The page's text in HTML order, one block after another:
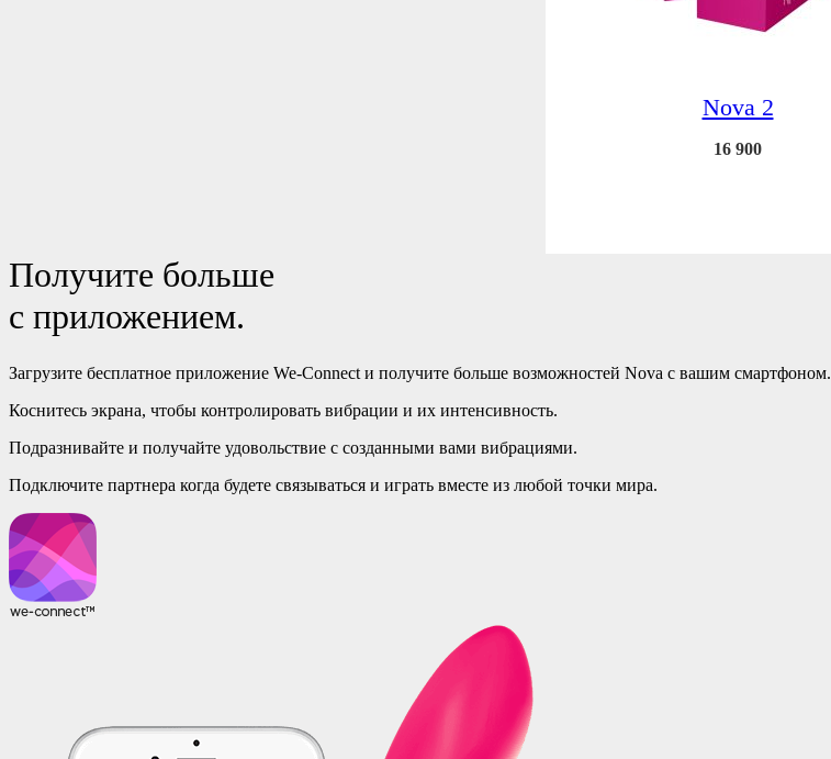
Nova 2
16 900
Получите больше
с приложением.
Загрузите бесплатное приложение We-Connect и получите больше возможностей Nova с вашим смартфоном.
Коснитесь экрана, чтобы контролировать вибрации и их интенсивность.
Подразнивайте и получайте удовольствие с созданными вами вибрациями.
Подключите партнера когда будете связываться и играть вместе из любой точки мира.